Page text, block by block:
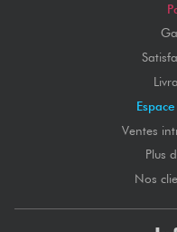
Ventes
Plus
Nos